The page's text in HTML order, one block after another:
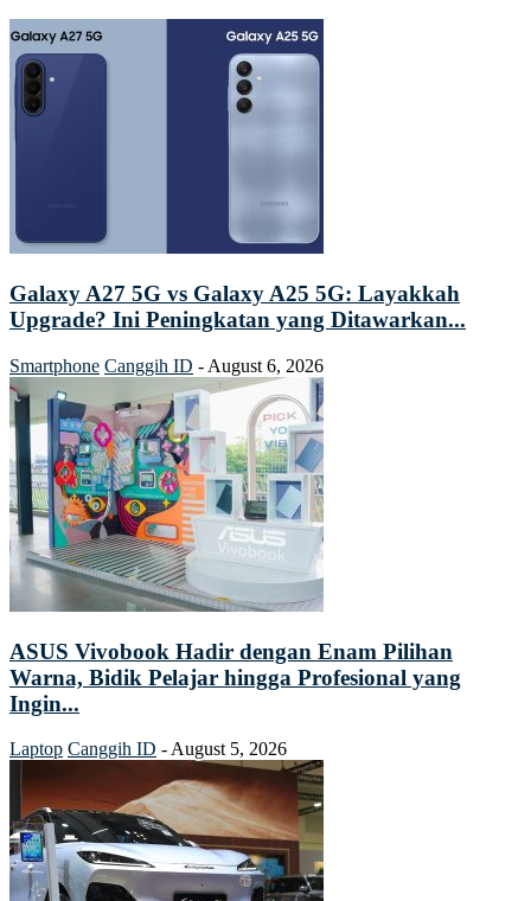
Galaxy A27 5G vs Galaxy A25 5G: Layakkah
Upgrade? Ini Peningkatan yang Ditawarkan...
Smartphone Canggih ID - August 6, 2026
ASUS Vivobook Hadir dengan Enam Pilihan
Warna, Bidik Pelajar hingga Profesional yang
Ingin...
Laptop Canggih ID - August 5, 2026